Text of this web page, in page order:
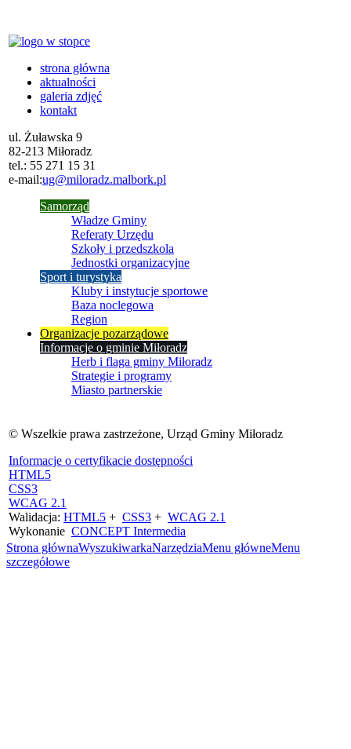
strona główna
aktualności
galeria zdjęć
kontakt
ul. Żuławska 9
82-213 Miłoradz
tel.: 55 271 15 31
e-mail:ug@miloradz.malbork.pl
Samorząd
Władze Gminy
Referaty Urzędu
Szkoły i przedszkola
Jednostki organizacyjne
Sport i turystyka
Kluby i instytucje sportowe
Baza noclegowa
Region
Organizacje pozarządowe
Informacje o gminie Miłoradz
Herb i flaga gminy Miłoradz
Strategie i programy
Miasto partnerskie
© Wszelkie prawa zastrzeżone, Urząd Gminy Miłoradz
Informacje o certyfikacie dostępności
HTML5
CSS3
WCAG 2.1
Walidacja: HTML5 + CSS3 + WCAG 2.1
Wykonanie CONCEPT Intermedia
Strona głównaWyszukiwarkaNarzędziaMenu główneMenu
szczegółowe